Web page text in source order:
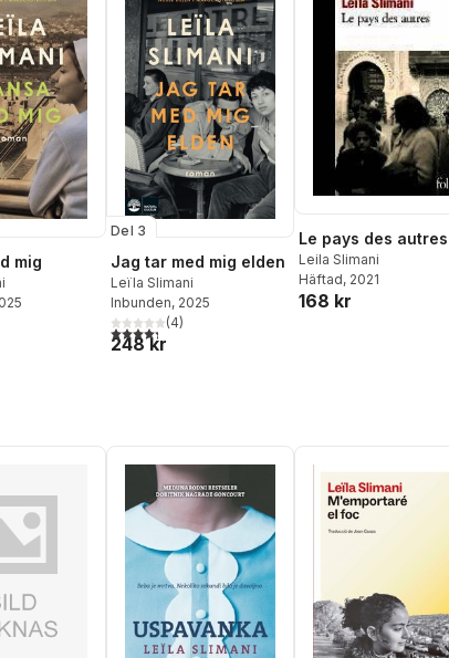
mig
Totalt antal röster:
Del 3
Jag tar med mig elden
Leïla Slimani
Inbunden, 2025
4,3utav 5 stjärnor. Totalt antal röster:
(4)
248 kr
Le pays des autres
Leila Slimani
Häftad, 2021
168 kr